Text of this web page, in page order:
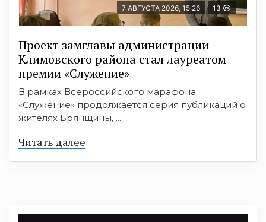
7 АВГУСТА 2026, 15:26 13
Проект замглавы администрации
Климовского района стал лауреатом
премии «Служение»
В рамках Всероссийского марафона
«Служение» продолжается серия публикаций о
жителях Брянщины, ...
Читать далее